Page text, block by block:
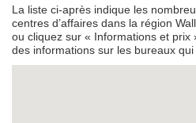
La liste ci-après indique les
centres d’affaires dans la région
ou cliquez sur « Informations et prix
des informations sur les bureaux qui